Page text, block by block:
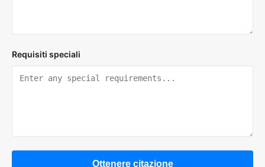
Requisiti speciali
Ottenere citazione